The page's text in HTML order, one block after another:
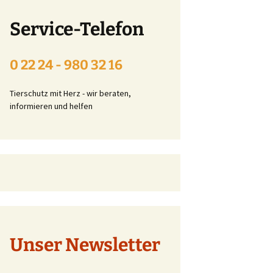
Tier-Patenschaft-
Service-Telefon
0 22 24 - 980 32 16
Tierschutz mit Herz - wir beraten,
informieren und helfen
Unser Newsletter